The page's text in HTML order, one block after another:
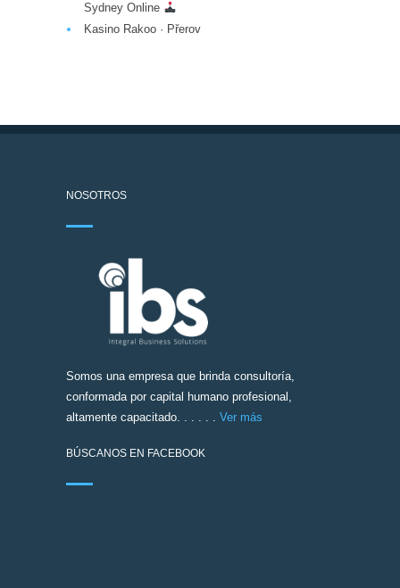
Sydney Online
Kasino Rakoo · Přerov
NOSOTROS
Somos una empresa que brinda consultoría,
conformada por capital humano profesional,
altamente capacitado. . . . . . Ver más
BÚSCANOS EN FACEBOOK